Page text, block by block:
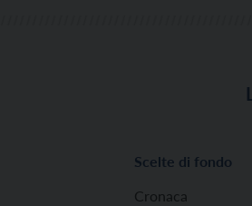
Scelte di fondo
Cronaca